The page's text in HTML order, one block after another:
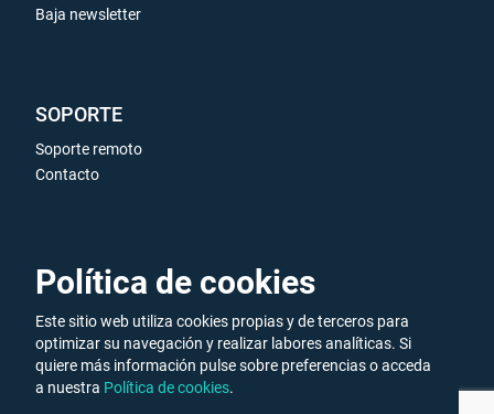
Baja newsletter
SOPORTE
Soporte remoto
Contacto
ENLACES DE INTERÉS
Ofertas de trabajo
Política de cookies
Este sitio web utiliza cookies propias y de terceros para
optimizar su navegación y realizar labores analíticas. Si
quiere más información pulse sobre preferencias o acceda
a nuestra Política de cookies.